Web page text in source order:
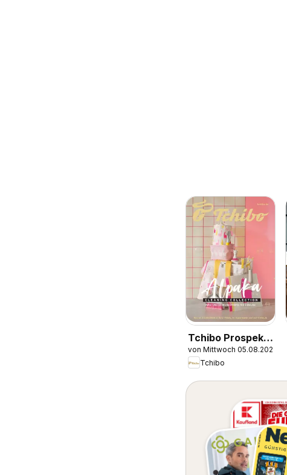
Tchibo Prospekt
Alpaka cleaning
collection
von Mittwoch 05.08.2026
Tchibo